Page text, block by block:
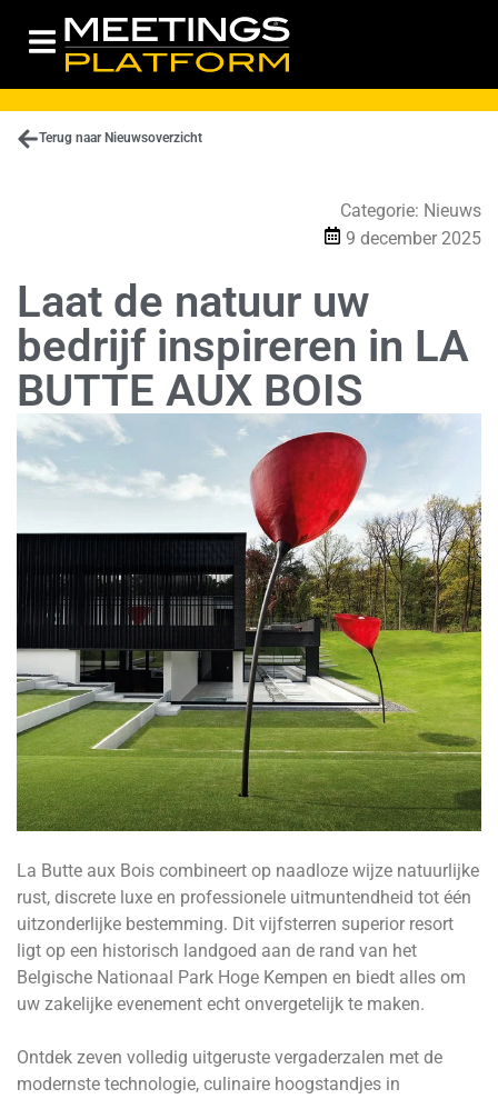
Terug naar Nieuwsoverzicht
Categorie: Nieuws
9 december 2025
Laat de natuur uw
bedrijf inspireren in LA
BUTTE AUX BOIS
La Butte aux Bois combineert op naadloze wijze natuurlijke
rust, discrete luxe en professionele uitmuntendheid tot één
uitzonderlijke bestemming. Dit vijfsterren superior resort
ligt op een historisch landgoed aan de rand van het
Belgische Nationaal Park Hoge Kempen en biedt alles om
uw zakelijke evenement echt onvergetelijk te maken.
Ontdek zeven volledig uitgeruste vergaderzalen met de
modernste technologie, culinaire hoogstandjes in